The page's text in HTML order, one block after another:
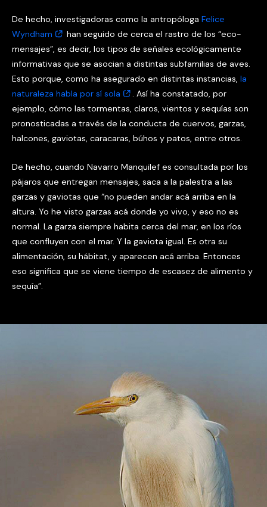
De hecho, investigadoras como la antropóloga Felice
Wyndham
han seguido de cerca el rastro de los “eco-
mensajes”, es decir, los tipos de señales ecológicamente
informativas que se asocian a distintas subfamilias de aves.
Esto porque, como ha asegurado en distintas instancias, la
naturaleza habla por sí sola
. Así ha constatado, por
ejemplo, cómo las tormentas, claros, vientos y sequías son
pronosticadas a través de la conducta de cuervos, garzas,
halcones, gaviotas, caracaras, búhos y patos, entre otros.
De hecho, cuando Navarro Manquilef es consultada por los
pájaros que entregan mensajes, saca a la palestra a las
garzas y gaviotas que “no pueden andar acá arriba en la
altura. Yo he visto garzas acá donde yo vivo, y eso no es
normal. La garza siempre habita cerca del mar, en los ríos
que confluyen con el mar. Y la gaviota igual. Es otra su
alimentación, su hábitat, y aparecen acá arriba. Entonces
eso significa que se viene tiempo de escasez de alimento y
sequía”.